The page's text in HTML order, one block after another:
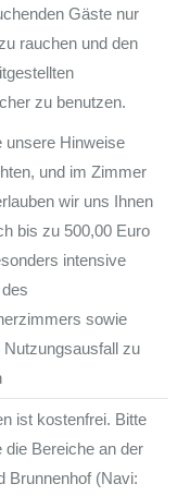
Gäste nur
rauchen und den
zu benutzen.
unsere Hinweise
und im Zimmer
wir uns Ihnen
bis zu 500,00 Euro
intensive
sowie
Nutzungsausfall zu
ist kostenfrei. Bitte
die Bereiche an der
Brunnenhof (Navi: